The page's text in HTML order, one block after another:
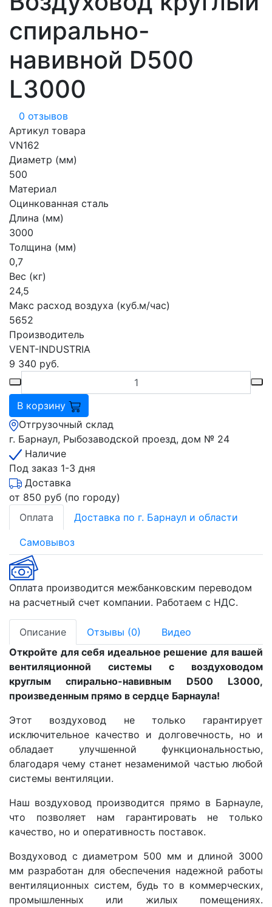
спирально-
навивной D500
L3000
0 отзывов
Артикул товара
VN162
Диаметр (мм)
500
Материал
Оцинкованная сталь
Длина (мм)
3000
Толщина (мм)
0,7
Вес (кг)
24,5
Макс расход воздуха (куб.м/час)
5652
Производитель
VENT-INDUSTRIA
9 340 руб.
В корзину
Отгрузочный склад
г. Барнаул, Рыбозаводской проезд, дом № 24
Наличие
Под заказ 1-3 дня
Доставка
от 850 руб (по городу)
Оплата
Доставка по г. Барнаул и области
Самовывоз
Оплата производится межбанковским переводом
на расчетный счет компании. Работаем с НДС.
Описание Отзывы (0)
Видео
Откройте для себя идеальное решение для вашей
вентиляционной системы с воздуховодом
круглым спирально-навивным D500 L3000,
произведенным прямо в сердце Барнаула!
Этот воздуховод не только гарантирует
исключительное качество и долговечность, но и
обладает улучшенной функциональностью,
благодаря чему станет незаменимой частью любой
системы вентиляции.
Наш воздуховод производится прямо в Барнауле,
что позволяет нам гарантировать не только
качество, но и оперативность поставок.
Воздуховод с диаметром 500 мм и длиной 3000
мм разработан для обеспечения надежной работы
вентиляционных систем, будь то в коммерческих,
промышленных или жилых помещениях.